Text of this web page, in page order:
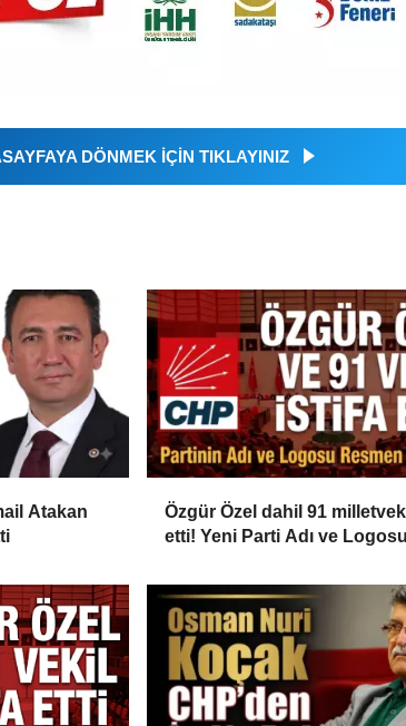
DÖNMEK İÇİN TIKLAYINIZ
Atakan
Özgür Özel dahil 91
etti! Yeni Parti Adı ve Logosu